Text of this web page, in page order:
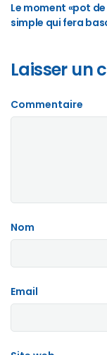
Le moment «pot
simple qui fera
Laisser un
Commentaire
Nom
Email